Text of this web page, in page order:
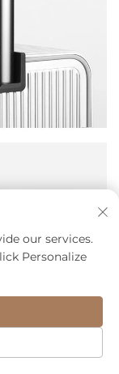
our services.
Personalize